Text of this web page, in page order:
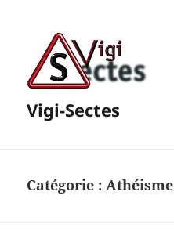
Vigi-Sectes
Catégorie :Athéisme